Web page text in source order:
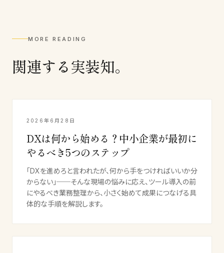
MORE READING
関連する実装知。
2026年6月28日
DXは何から始める？中小企業が最初に
やるべき5つのステップ
「DXを進めろと言われたが、何から手をつければいいか分
からない」──そんな現場の悩みに応え、ツール導入の前
にやるべき業務整理から、小さく始めて成果につなげる具
体的な手順を解説します。